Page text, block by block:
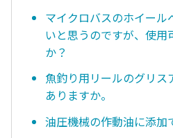
マイクロバスのホイール
いと思うのですが、使
か？
魚釣り用リールのグリス
ありますか。
油圧機械の作動油に添加